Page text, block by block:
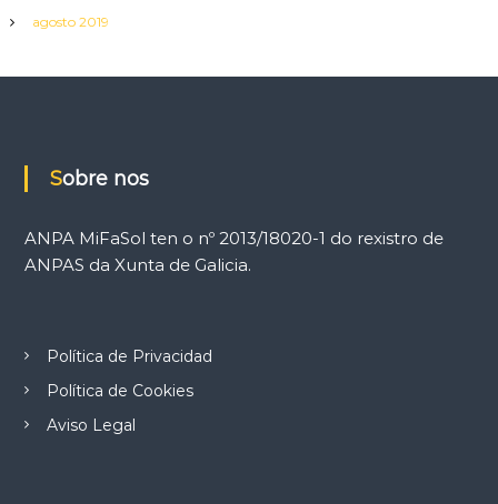
agosto 2019
Sobre nos
ANPA MiFaSol ten o nº 2013/18020-1 do rexistro de
ANPAS da Xunta de Galicia.
Política de Privacidad
Política de Cookies
Aviso Legal